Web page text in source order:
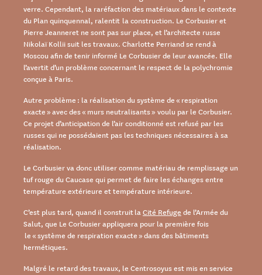
verre. Cependant, la raréfaction des matériaux dans le contexte
du Plan quinquennal, ralentit la construction. Le Corbusier et
Pierre Jeanneret ne sont pas sur place, et l’architecte russe
Nikolaï Kollii suit les travaux. Charlotte Perriand se rend à
Moscou afin de tenir informé Le Corbusier de leur avancée. Elle
l’avertit d’un problème concernant le respect de la polychromie
conçue à Paris.
Autre problème : la réalisation du système de « respiration
exacte » avec des « murs neutralisants » voulu par le Corbusier.
Ce projet d’anticipation de l’air conditionné est refusé par les
russes qui ne possédaient pas les techniques nécessaires à sa
réalisation.
Le Corbusier va donc utiliser comme matériau de remplissage un
tuf rouge du Caucase qui permet de faire les échanges entre
température extérieure et température intérieure.
C’est plus tard, quand il construit laCité Refuge de l’Armée du
Salut, que Le Corbusier appliquera pour la première fois
le « système de respiration exacte » dans des bâtiments
hermétiques.
Malgré le retard des travaux, le Centrosoyus est mis en service